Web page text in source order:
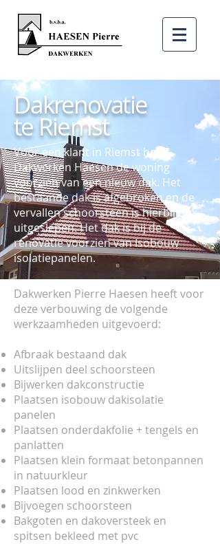
Dakrenovatie
te Riemst
Voor een klant in Riemst heeft
Dakwerken Haesen de woning
voorzien van een nieuw dak. Het
bestaande dak is afgebroken en de
vervallen schoorsteen is hierbij ook
uitgeslepen. Het dak is bij de
renovatie voorzien van Isobouw
isolatiepanelen.
Dakwerken Pierre Haesen heeft voor
deze verbouwing de volgende
werkzaamheden uitgevoerd:
Afbraak bestaand dak
Uitslijpen deel schoorsteen
Bijwerken dakconstructie
Plaatsen isobouw dakisolatie
panelen
Plaatsen onderdakfolie + tengels en
panlatten
Plaatsen klein formaat betonpannen
in natuurkleur
Plaatsen lood en zinkwerken
Bijvoegen schoorsteen
Bakgoten en dakoversteek en
spitsen bekleed met pvc